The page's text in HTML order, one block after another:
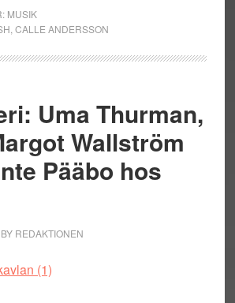
MUSIK
CALLE ANDERSSON
Uma Thurman,
Wallström
Pääbo hos
BY REDAKTIONEN